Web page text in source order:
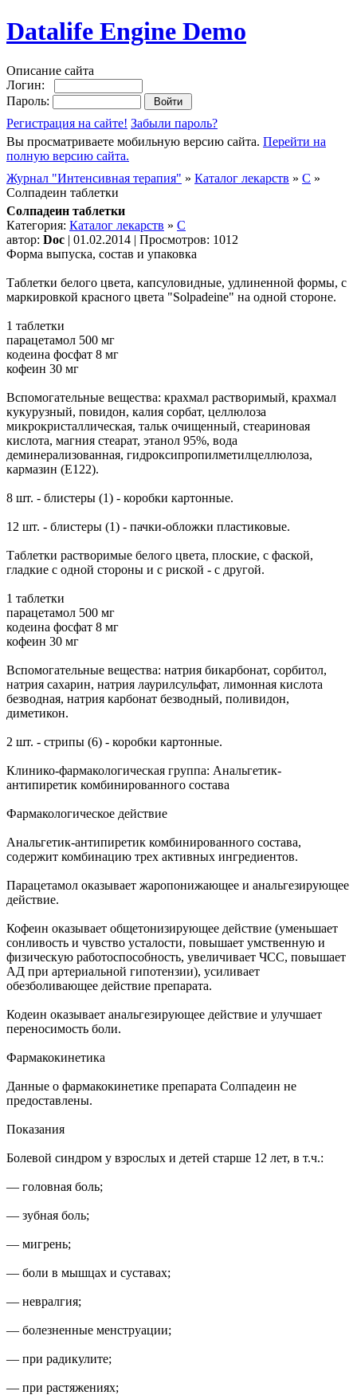
Datalife Engine Demo
Описание сайта
Логин:
Пароль:
Регистрация на сайте! Забыли пароль?
Вы просматриваете мобильную версию сайта. Перейти на
полную версию сайта.
Журнал "Интенсивная терапия" » Каталог лекарств » C »
Солпадеин таблетки
Солпадеин таблетки
Категория: Каталог лекарств » C
автор: Doc | 01.02.2014 | Просмотров: 1012
Форма выпуска, состав и упаковка
Таблетки белого цвета, капсуловидные, удлиненной формы, с
маркировкой красного цвета "Solpadeine" на одной стороне.
1 таблетки
парацетамол 500 мг
кодеина фосфат 8 мг
кофеин 30 мг
Вспомогательные вещества: крахмал растворимый, крахмал
кукурузный, повидон, калия сорбат, целлюлоза
микрокристаллическая, тальк очищенный, стеариновая
кислота, магния стеарат, этанол 95%, вода
деминерализованная, гидроксипропилметилцеллюлоза,
кармазин (E122).
8 шт. - блистеры (1) - коробки картонные.
12 шт. - блистеры (1) - пачки-обложки пластиковые.
Таблетки растворимые белого цвета, плоские, с фаской,
гладкие с одной стороны и с риской - с другой.
1 таблетки
парацетамол 500 мг
кодеина фосфат 8 мг
кофеин 30 мг
Вспомогательные вещества: натрия бикарбонат, сорбитол,
натрия сахарин, натрия лаурилсульфат, лимонная кислота
безводная, натрия карбонат безводный, поливидон,
диметикон.
2 шт. - стрипы (6) - коробки картонные.
Клинико-фармакологическая группа: Анальгетик-
антипиретик комбинированного состава
Фармакологическое действие
Анальгетик-антипиретик комбинированного состава,
содержит комбинацию трех активных ингредиентов.
Парацетамол оказывает жаропонижающее и анальгезирующее
действие.
Кофеин оказывает общетонизирующее действие (уменьшает
сонливость и чувство усталости, повышает умственную и
физическую работоспособность, увеличивает ЧСС, повышает
АД при артериальной гипотензии), усиливает
обезболивающее действие препарата.
Кодеин оказывает анальгезирующее действие и улучшает
переносимость боли.
Фармакокинетика
Данные о фармакокинетике препарата Солпадеин не
предоставлены.
Показания
Болевой синдром у взрослых и детей старше 12 лет, в т.ч.:
— головная боль;
— зубная боль;
— мигрень;
— боли в мышцах и суставах;
— невралгия;
— болезненные менструации;
— при радикулите;
— при растяжениях;